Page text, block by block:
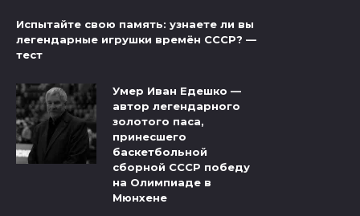
Испытайте свою память: узнаете ли вы
легендарные игрушки времён СССР? —
тест
Умер Иван Едешко —
автор легендарного
золотого паса,
принесшего
баскетбольной
сборной СССР победу
на Олимпиаде в
Мюнхене